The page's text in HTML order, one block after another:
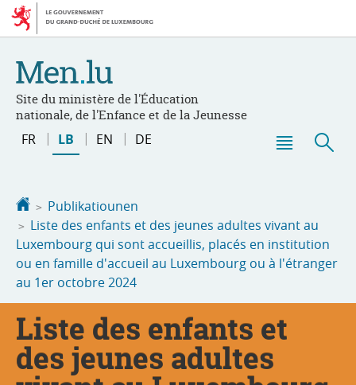
Bei
den
Aller
au
Site du ministère de l'Éducation
nationale, de l'Enfance et de la Jeunesse
Changer
FR LB EN DE
Startsäit
Publikatiounen
Liste des enfants et des jeunes adultes vivant au
Luxembourg qui sont accueillis, placés en institution
ou en famille d'accueil au Luxembourg ou à l'étranger
au 1er octobre 2024
Liste des enfants et
des jeunes adultes